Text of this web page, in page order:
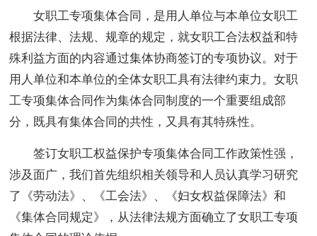
女职工专项集体合同，是用人单位与本单位女职工
根据法律、法规、规章的规定，就女职工合法权益和特
殊利益方面的内容通过集体协商签订的专项协议。对于
用人单位和本单位的全体女职工具有法律约束力。女职
工专项集体合同作为集体合同制度的一个重要组成部
分，既具有集体合同的共性，又具有其特殊性。
签订女职工权益保护专项集体合同工作政策性强，
涉及面广，我们首先组织相关领导和人员认真学习研究
了《劳动法》、《工会法》、《妇女权益保障法》和
《集体合同规定》，从法律法规方面确立了女职工专项